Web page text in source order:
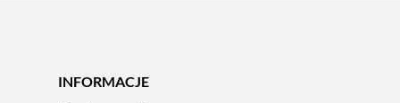
INFORMACJE